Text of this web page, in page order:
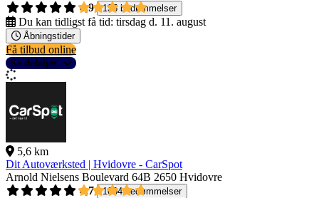
4,9
135 bedømmelser
Du kan tidligst få tid: tirsdag d. 11. august
Åbningstider
Få tilbud online
Se detaljer
5,6 km
Dit Autoværksted | Hvidovre - CarSpot
Arnold Nielsens Boulevard 64B 2650 Hvidovre
4,7
1004 bedømmelser